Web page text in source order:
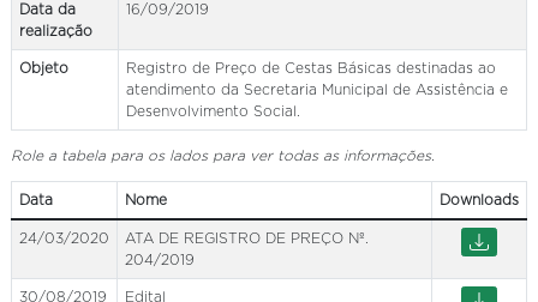
Data da
realização
16/09/2019
Objeto
Registro de Preço de Cestas Básicas destinadas ao
atendimento da Secretaria Municipal de Assistência e
Desenvolvimento Social.
Role a tabela para os lados para ver todas as informações.
Data Nome Downloads
24/03/2020
ATA DE REGISTRO DE PREÇO Nº.
204/2019
30/08/2019 Edital